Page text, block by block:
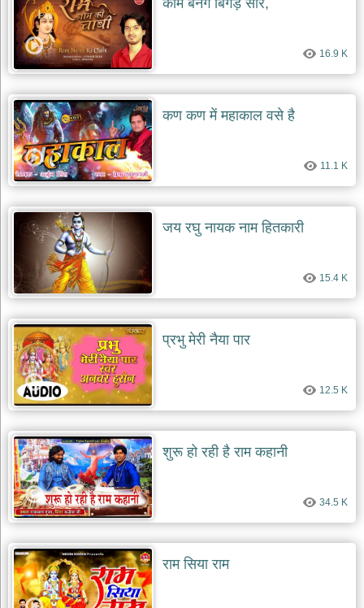
दयाल
भजन
bawa
lal
dayal
bhajans
शनि
देव
भजन
shani
dev
bhajans
का
भजन
bhajan
भजन
जोड़ें
add
bhajans
काम बनगे बिगड़े सारे,
16.9 K
कण कण में महाकाल वसे है
11.1 K
जय रघु नायक नाम हितकारी
15.4 K
प्रभु मेरी नैया पार
12.5 K
शुरू हो रही है राम कहानी
34.5 K
राम सिया राम